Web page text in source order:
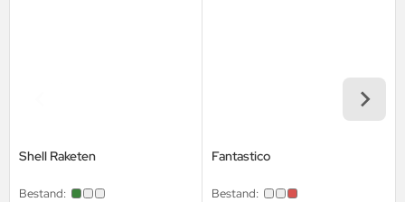
Shell Raketen
Bestand:
Fantastico
Bestand: